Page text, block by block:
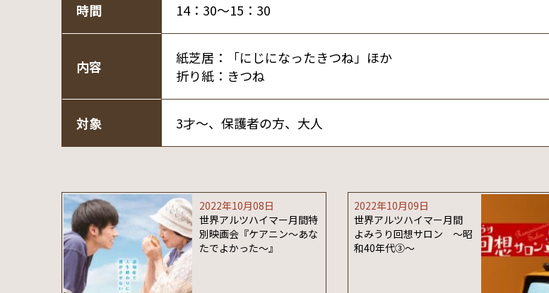
時間 14：30～15：30
内容
紙芝居：「にじになったきつね」ほか
折り紙：きつね
対象 3才～、保護者の方、大人
2022年10月08日
世界アルツハイマー月間特
別映画会『ケアニン～あな
たでよかった～』
2022年10月09日
世界アルツハイマー月間
よみうり回想サロン ～昭
和40年代③～